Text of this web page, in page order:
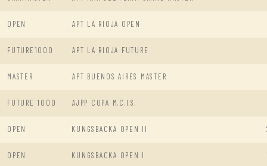
OPEN APT LA RIOJA OPEN
FUTURE1000 APT LA RIOJA FUTURE
MASTER APT BUENOS AIRES MASTER
FUTURE 1000 AJPP COPA M.C.I.S.
OPEN KUNGSBACKA OPEN II
OPEN KUNGSBACKA OPEN I